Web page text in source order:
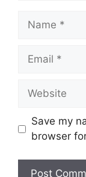
Name
Email
Website
Save my
browser